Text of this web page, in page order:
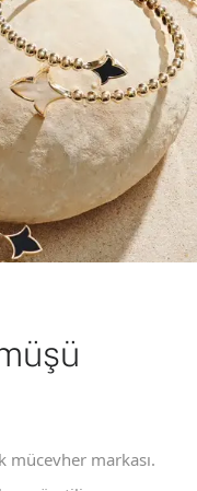
mücevher markası.